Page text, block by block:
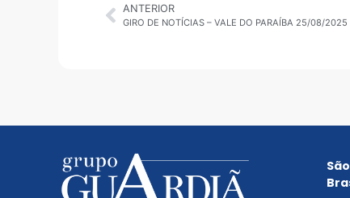
ANTERIOR
GIRO DE NOTÍCIAS – VALE DO PARAÍBA 25/08/2025